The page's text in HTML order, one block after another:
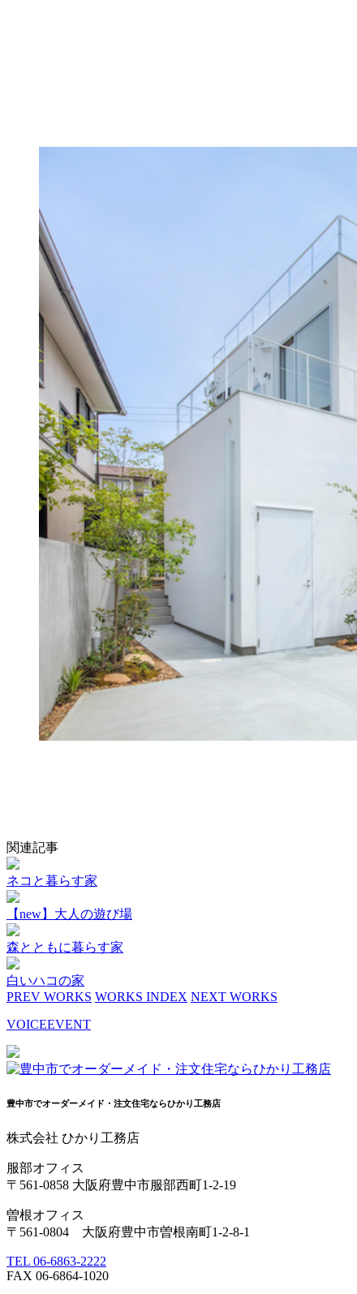
関連記事
ネコと暮らす家
【new】大人の遊び場
森とともに暮らす家
白いハコの家
PREV WORKS WORKS INDEX NEXT WORKS
VOICEEVENT
豊中市でオーダーメイド・注文住宅ならひかり工務店
株式会社 ひかり工務店
服部オフィス
〒561-0858 大阪府豊中市服部西町1-2-19
曽根オフィス
〒561-0804 大阪府豊中市曽根南町1-2-8-1
TEL 06-6863-2222
FAX 06-6864-1020